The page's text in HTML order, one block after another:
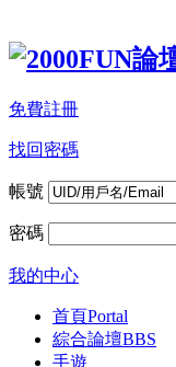
免費註冊
找回密碼
帳號
密碼
我的中心
首頁Portal
綜合論壇BBS
手遊